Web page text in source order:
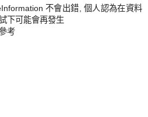
不會出錯, 個人認為在資料
下可能會再發生
考